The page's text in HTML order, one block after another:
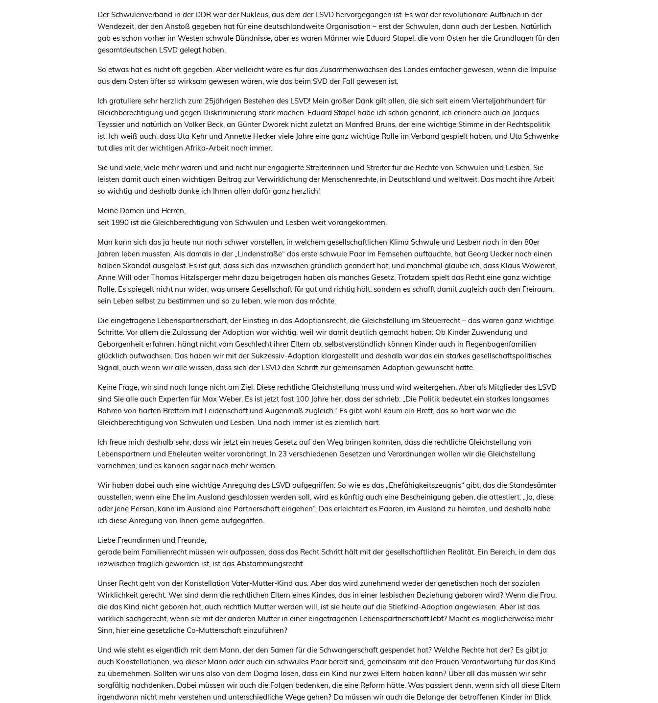
Der Schwulenverband in der DDR war der Nukleus, aus dem der LSVD hervorgegangen ist. Es war der revolutionäre Aufbruch in der
Wendezeit, der den Anstoß gegeben hat für eine deutschlandweite Organisation – erst der Schwulen, dann auch der Lesben. Natürlich
gab es schon vorher im Westen schwule Bündnisse, aber es waren Männer wie Eduard Stapel, die vom Osten her die Grundlagen für den
gesamtdeutschen LSVD gelegt haben.
So etwas hat es nicht oft gegeben. Aber vielleicht wäre es für das Zusammenwachsen des Landes einfacher gewesen, wenn die Impulse
aus dem Osten öfter so wirksam gewesen wären, wie das beim SVD der Fall gewesen ist.
Ich gratuliere sehr herzlich zum 25jährigen Bestehen des LSVD! Mein großer Dank gilt allen, die sich seit einem Vierteljahrhundert für
Gleichberechtigung und gegen Diskriminierung stark machen. Eduard Stapel habe ich schon genannt, ich erinnere auch an Jacques
Teyssier und natürlich an Volker Beck, an Günter Dworek nicht zuletzt an Manfred Bruns, der eine wichtige Stimme in der Rechtspolitik
ist. Ich weiß auch, dass Uta Kehr und Annette Hecker viele Jahre eine ganz wichtige Rolle im Verband gespielt haben, und Uta Schwenke
tut dies mit der wichtigen Afrika-Arbeit noch immer.
Sie und viele, viele mehr waren und sind nicht nur engagierte Streiterinnen und Streiter für die Rechte von Schwulen und Lesben. Sie
leisten damit auch einen wichtigen Beitrag zur Verwirklichung der Menschenrechte, in Deutschland und weltweit. Das macht ihre Arbeit
so wichtig und deshalb danke ich Ihnen allen dafür ganz herzlich!
Meine Damen und Herren,
seit 1990 ist die Gleichberechtigung von Schwulen und Lesben weit vorangekommen.
Man kann sich das ja heute nur noch schwer vorstellen, in welchem gesellschaftlichen Klima Schwule und Lesben noch in den 80er
Jahren leben mussten. Als damals in der „Lindenstraße“ das erste schwule Paar im Fernsehen auftauchte, hat Georg Uecker noch einen
halben Skandal ausgelöst. Es ist gut, dass sich das inzwischen gründlich geändert hat, und manchmal glaube ich, dass Klaus Wowereit,
Anne Will oder Thomas Hitzlsperger mehr dazu beigetragen haben als manches Gesetz. Trotzdem spielt das Recht eine ganz wichtige
Rolle. Es spiegelt nicht nur wider, was unsere Gesellschaft für gut und richtig hält, sondern es schafft damit zugleich auch den Freiraum,
sein Leben selbst zu bestimmen und so zu leben, wie man das möchte.
Die eingetragene Lebenspartnerschaft, der Einstieg in das Adoptionsrecht, die Gleichstellung im Steuerrecht – das waren ganz wichtige
Schritte. Vor allem die Zulassung der Adoption war wichtig, weil wir damit deutlich gemacht haben: Ob Kinder Zuwendung und
Geborgenheit erfahren, hängt nicht vom Geschlecht ihrer Eltern ab; selbstverständlich können Kinder auch in Regenbogenfamilien
glücklich aufwachsen. Das haben wir mit der Sukzessiv-Adoption klargestellt und deshalb war das ein starkes gesellschaftspolitisches
Signal, auch wenn wir alle wissen, dass sich der LSVD den Schritt zur gemeinsamen Adoption gewünscht hätte.
Keine Frage, wir sind noch lange nicht am Ziel. Diese rechtliche Gleichstellung muss und wird weitergehen. Aber als Mitglieder des LSVD
sind Sie alle auch Experten für Max Weber. Es ist jetzt fast 100 Jahre her, dass der schrieb: „Die Politik bedeutet ein starkes langsames
Bohren von harten Brettern mit Leidenschaft und Augenmaß zugleich.“ Es gibt wohl kaum ein Brett, das so hart war wie die
Gleichberechtigung von Schwulen und Lesben. Und noch immer ist es ziemlich hart.
Ich freue mich deshalb sehr, dass wir jetzt ein neues Gesetz auf den Weg bringen konnten, dass die rechtliche Gleichstellung von
Lebenspartnern und Eheleuten weiter voranbringt. In 23 verschiedenen Gesetzen und Verordnungen wollen wir die Gleichstellung
vornehmen, und es können sogar noch mehr werden.
Wir haben dabei auch eine wichtige Anregung des LSVD aufgegriffen: So wie es das „Ehefähigkeitszeugnis“ gibt, das die Standesämter
ausstellen, wenn eine Ehe im Ausland geschlossen werden soll, wird es künftig auch eine Bescheinigung geben, die attestiert: „Ja, diese
oder jene Person, kann im Ausland eine Partnerschaft eingehen“. Das erleichtert es Paaren, im Ausland zu heiraten, und deshalb habe
ich diese Anregung von Ihnen gerne aufgegriffen.
Liebe Freundinnen und Freunde,
gerade beim Familienrecht müssen wir aufpassen, dass das Recht Schritt hält mit der gesellschaftlichen Realität. Ein Bereich, in dem das
inzwischen fraglich geworden ist, ist das Abstammungsrecht.
Unser Recht geht von der Konstellation Vater-Mutter-Kind aus. Aber das wird zunehmend weder der genetischen noch der sozialen
Wirklichkeit gerecht. Wer sind denn die rechtlichen Eltern eines Kindes, das in einer lesbischen Beziehung geboren wird? Wenn die Frau,
die das Kind nicht geboren hat, auch rechtlich Mutter werden will, ist sie heute auf die Stiefkind-Adoption angewiesen. Aber ist das
wirklich sachgerecht, wenn sie mit der anderen Mutter in einer eingetragenen Lebenspartnerschaft lebt? Macht es möglicherweise mehr
Sinn, hier eine gesetzliche Co-Mutterschaft einzuführen?
Und wie steht es eigentlich mit dem Mann, der den Samen für die Schwangerschaft gespendet hat? Welche Rechte hat der? Es gibt ja
auch Konstellationen, wo dieser Mann oder auch ein schwules Paar bereit sind, gemeinsam mit den Frauen Verantwortung für das Kind
zu übernehmen. Sollten wir uns also von dem Dogma lösen, dass ein Kind nur zwei Eltern haben kann? Über all das müssen wir sehr
sorgfältig nachdenken. Dabei müssen wir auch die Folgen bedenken, die eine Reform hätte. Was passiert denn, wenn sich all diese Eltern
irgendwann nicht mehr verstehen und unterschiedliche Wege gehen? Da müssen wir auch die Belange der betroffenen Kinder im Blick